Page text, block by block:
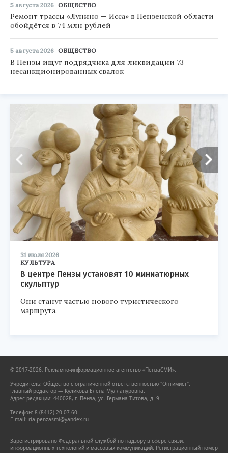
5 августа 2026 ОБЩЕСТВО
Ремонт трассы «Лунино — Исса» в Пензенской области
обойдётся в 74 млн рублей
5 августа 2026 ОБЩЕСТВО
В Пензы ищут подрядчика для ликвидации 73
несанкционированных свалок
31 июля 2026
КУЛЬТУРА
В центре Пензы установят 10 миниатюрных
скульптур
Они станут частью нового туристического
маршрута.
© 2017-2026, Рекламно-информационное агентство «ПензаСМИ».
Учредитель: Общество с ограниченной ответственностью "Оптимист".
Главный редактор — Куликова Елена Муллануровна.
Адрес редакции: 440028, г. Пенза, ул. Германа Титова, д. 9.
Телефон: 8 (8412) 20-07-60
E-mail: ria.penzasmi@yandex.ru
Зарегистрировано Федеральной службой по надзору в сфере связи,
информационных технологий и массовых коммуникаций. Регистрационный номер